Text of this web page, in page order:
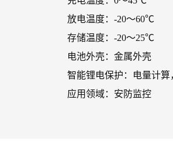
放电温度：-20～60℃
存储温度：-20～25℃
电池外壳：金属外壳
智能锂电保护：电量计
应用领域：安防监控